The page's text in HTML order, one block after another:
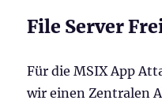
File Server
Für die MSIX App
wir einen Zentralen